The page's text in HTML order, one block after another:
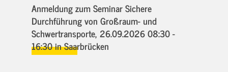
Anmeldung zum Seminar Sichere
Durchführung von Großraum- und
Schwertransporte, 26.09.2026 08:30 -
16:30in Saarbrücken